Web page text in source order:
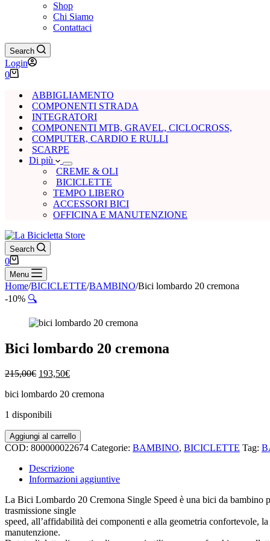
Shop
Chi Siamo
Contattaci
Search
Login
Carrello
0
ABBIGLIAMENTO
COMPONENTI STRADA
INTEGRATORI
COMPONENTI MTB, GRAVEL, CICLOCROSS,
COMPUTER, CARDIO E RULLI
SCARPE
Di più
CREME & OLI
BICICLETTE
TEMPO LIBERO
ACCESSORI BICI
OFFICINA E MANUTENZIONE
Search
Carrello
0
Menu
Home/BICICLETTE/BAMBINO/Bici lombardo 20 cremona
-10% 🔍
Bici lombardo 20 cremona
215,00€ Il
originale
215,00€.
193,50€Il
attuale
bici lombardo 20 cremona
1 disponibili
Bici
lombardo
cremona
quantità
Aggiungi al carrello
COD: 800000022674 Categorie: BAMBINO, BICICLETTE Tag:
Descrizione
Informazioni aggiuntive
La Bici Lombardo 20 Cremona Single Speed è una bici da bambino
trasmissione single
speed, all’affidabilità dei componenti e alla geometria confortevole,
manutenzione.